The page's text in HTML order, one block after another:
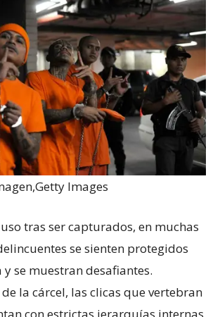
Getty Images
tras ser capturados, en muchas
se sienten protegidos
se muestran desafiantes.
la cárcel, las clicas que vertebran